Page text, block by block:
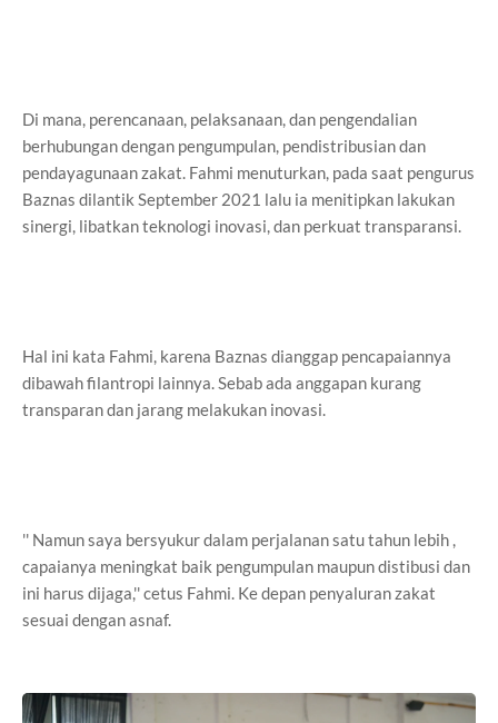
Di mana, perencanaan, pelaksanaan, dan pengendalian
berhubungan dengan pengumpulan, pendistribusian dan
pendayagunaan zakat. Fahmi menuturkan, pada saat pengurus
Baznas dilantik September 2021 lalu ia menitipkan lakukan
sinergi, libatkan teknologi inovasi, dan perkuat transparansi.
Hal ini kata Fahmi, karena Baznas dianggap pencapaiannya
dibawah filantropi lainnya. Sebab ada anggapan kurang
transparan dan jarang melakukan inovasi.
'' Namun saya bersyukur dalam perjalanan satu tahun lebih ,
capaianya meningkat baik pengumpulan maupun distibusi dan
ini harus dijaga,'' cetus Fahmi. Ke depan penyaluran zakat
sesuai dengan asnaf.